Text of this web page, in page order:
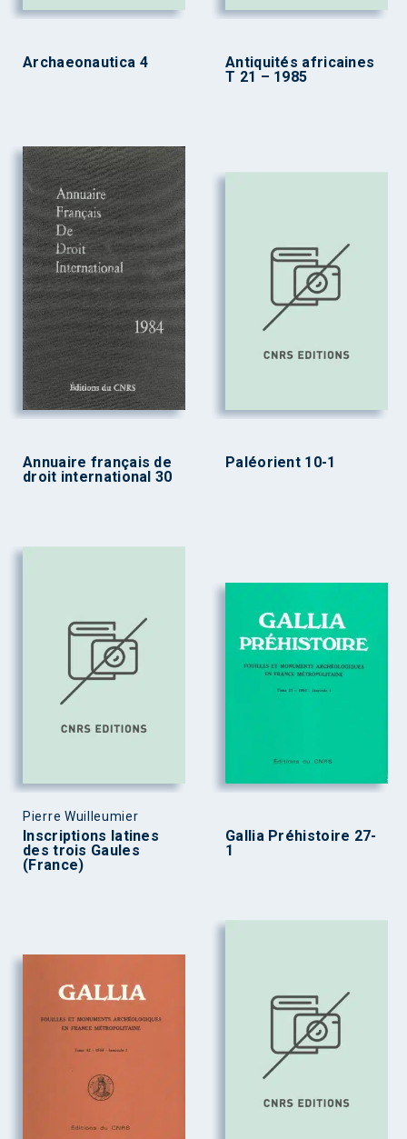
Archaeonautica 4
Antiquités africaines
T 21 – 1985
Annuaire français de
droit international 30
Paléorient 10-1
Pierre Wuilleumier
Inscriptions latines
des trois Gaules
(France)
Gallia Préhistoire 27-
1